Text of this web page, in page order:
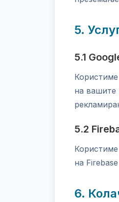
5.
5.1
на вашите
5.2
на
6.